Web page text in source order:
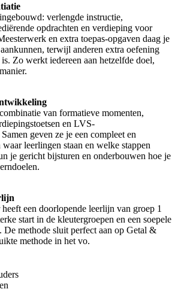
verlengde instructie,
opdrachten en verdieping voor
en extra toepas-opgaven daag je
terwijl anderen extra oefening
Zo werkt iedereen aan hetzelfde doel,
van formatieve momenten,
en LVS-
geven ze je een compleet en
leerlingen staan en welke stappen
je gericht bijsturen en onderbouwen hoe je
een doorlopende leerlijn van groep 1
start in de kleutergroepen en een soepele
De methode sluit perfect aan op Getal &
methode in het vo.